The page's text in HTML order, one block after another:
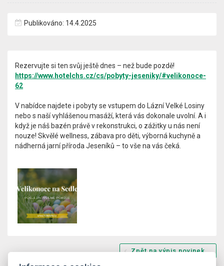
Publikováno: 14.4.2025
Rezervujte si ten svůj ještě dnes – než bude pozdě!
https://www.hotelchs.cz/cs/pobyty-jeseniky/#velikonoce-
62
V nabídce najdete i pobyty se vstupem do Lázní Velké Losiny
nebo s naší vyhlášenou masáží, která vás dokonale uvolní. A i
když je náš bazén právě v rekonstrukci, o zážitky u nás není
nouze! Skvělé wellness, zábava pro děti, výborná kuchyně a
nádherná jarní příroda Jeseníků – to vše na vás čeká.
Zpět na výpis novinek